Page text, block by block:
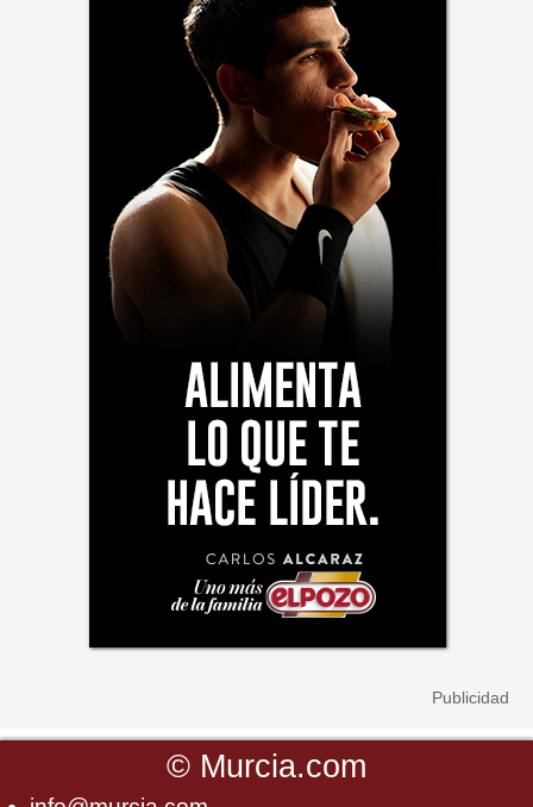
© Murcia.com